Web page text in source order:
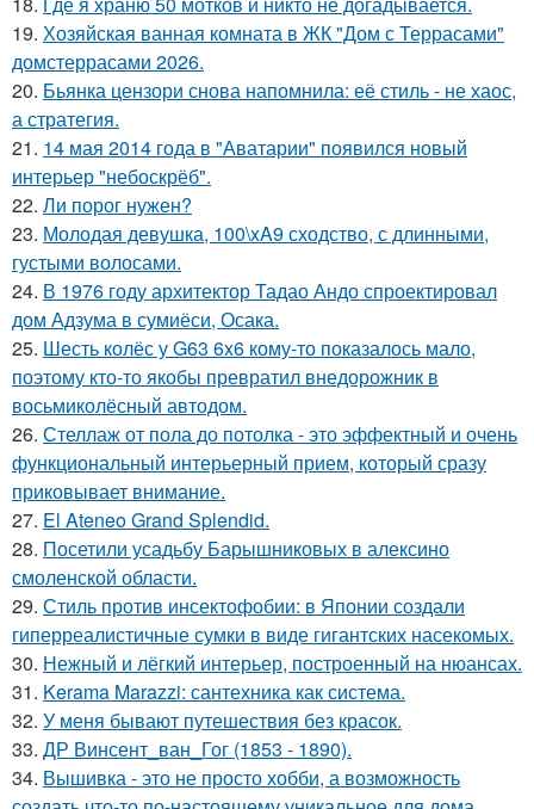
19. Хозяйская ванная комната в ЖК "Дом с Террасами"
домстеррасами 2026.
20. Бьянка цензори снова напомнила: её стиль - не хаос,
а стратегия.
21. 14 мая 2014 года в "Аватарии" появился новый
интерьер "небоскрёб".
22. Ли порог нужен?
23. Молодая девушка, 100\xA9 сходство, с длинными,
густыми волосами.
24. В 1976 году архитектор Тадао Андо спроектировал
дом Адзума в сумиёси, Осака.
25. Шесть колёс у G63 6x6 кому-то показалось мало,
поэтому кто-то якобы превратил внедорожник в
восьмиколёсный автодом.
26. Стеллаж от пола до потолка - это эффектный и очень
функциональный интерьерный прием, который сразу
приковывает внимание.
27. El Ateneo Grand Splendid.
28. Посетили усадьбу Барышниковых в алексино
смоленской области.
29. Стиль против инсектофобии: в Японии создали
гиперреалистичные сумки в виде гигантских насекомых.
30. Нежный и лёгкий интерьер, построенный на нюансах.
31. Kerama Marazzi: сантехника как система.
32. У меня бывают путешествия без красок.
33. ДР Винсент_ван_Гог (1853 - 1890).
34. Вышивка - это не просто хобби, а возможность